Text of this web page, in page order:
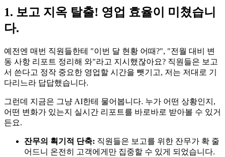
1. 보고 지옥 탈출! 영업 효율이 미쳤습니
다.
예전엔 매번 직원들한테 "이번 달 현황 어때?", "전월 대비 변
동 사항 리포트 정리해 와"라고 지시했잖아요? 직원들은 보고
서 쓴다고 정작 중요한 영업할 시간을 뺏기고, 저는 저대로 기
다리느라 답답했습니다.
그런데 지금은 그냥 AI한테 물어봅니다. 누가 어떤 상황인지,
어떤 변화가 있는지 실시간 리포트를 바로바로 받아볼 수 있거
든요.
잔무의 획기적 단축: 직원들은 보고를 위한 잔무가 확 줄
어드니 온전히 고객에게만 집중할 수 있게 되었습니다.